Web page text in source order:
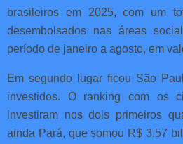
brasileiros em 2025, com um
desembolsados nas áreas
período de janeiro a agosto, em
Em segundo lugar ficou São
investidos. O ranking com os
investiram nos dois primeiros
ainda Pará, que somou R$ 3,57